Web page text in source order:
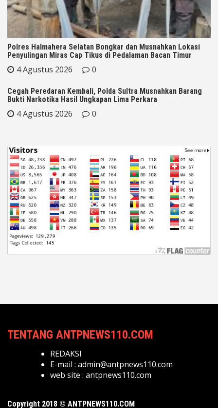
Polres Halmahera Selatan Bongkar dan Musnahkan Lokasi
Penyulingan Miras Cap Tikus di Pedalaman Bacan Timur
4 Agustus 2026 0
Cegah Peredaran Kembali, Polda Sultra Musnahkan Barang
Bukti Narkotika Hasil Ungkapan Lima Perkara
4 Agustus 2026 0
TENTANG ANTPNEWS110.COM
REDAKSI
E-mail : admin@antpnews110.com
web site : antpnews110.com
Copyright 2018 © ANTPNEWS110.COM